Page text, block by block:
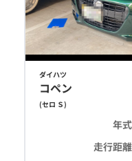
ダイハツ
コペン
(セロ Ｓ)
年式
走行距離